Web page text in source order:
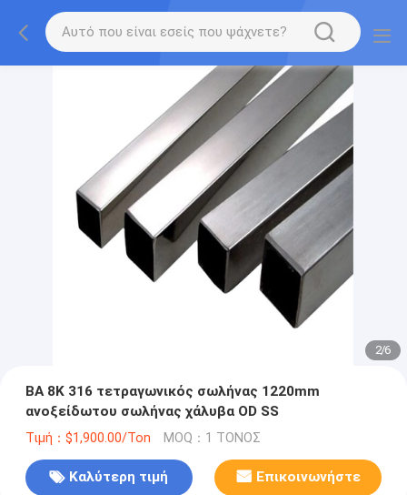
2/6
BA 8K 316 τετραγωνικός σωλήνας 1220mm
ανοξείδωτου σωλήνας χάλυβα OD SS
Τιμή：$1,900.00/Ton MOQ：1 ΤΟΝΟΣ
Καλύτερη τιμή Επικοινωνήστε